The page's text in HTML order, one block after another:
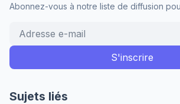
Abonnez-vous à notre liste de diffusion
Sujets liés